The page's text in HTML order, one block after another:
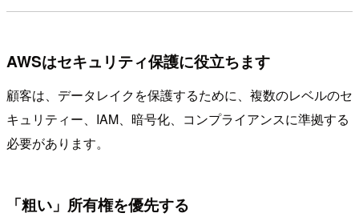
AWSはセキュリティ保護に役立ちます
顧客は、データレイクを保護するために、複数のレベルのセ
キュリティー、IAM、暗号化、コンプライアンスに準拠する
必要があります。
「粗い」所有権を優先する